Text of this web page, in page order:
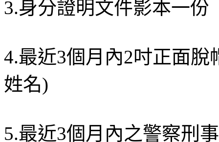
3.身分證明文件影本一份
4.最近3個月內2吋正面
姓名)
5.最近3個月內之警察刑